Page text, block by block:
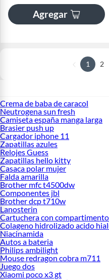
Agregar
1 2
Crema de baba de caracol
Neutrogena sun fresh
Camiseta españa manga larga
Brasier push up
Cargador iphone 11
Zapatillas azules
Relojes Guess
Zapatillas hello kitty
Casaca polar mujer
Falda amarilla
Brother mfc t4500dw
Componentes jbl
Brother dcp t710w
Lanosterin
Cartuchera con
Colageno hidrolizado acido
Niacinamida
Autos a bateria
Philips ambilight
Mouse redragon cobra m711
Juego dos
Xiaomi poco x3 gt